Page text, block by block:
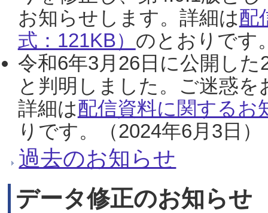
お知らせします。詳細は配
式：121KB） のとおりです
令和6年3月26日に公開し
と判明しました。ご迷惑
詳細は配信資料に関するお
りです。（2024年6月3日）
過去のお知らせ
データ修正のお知らせ